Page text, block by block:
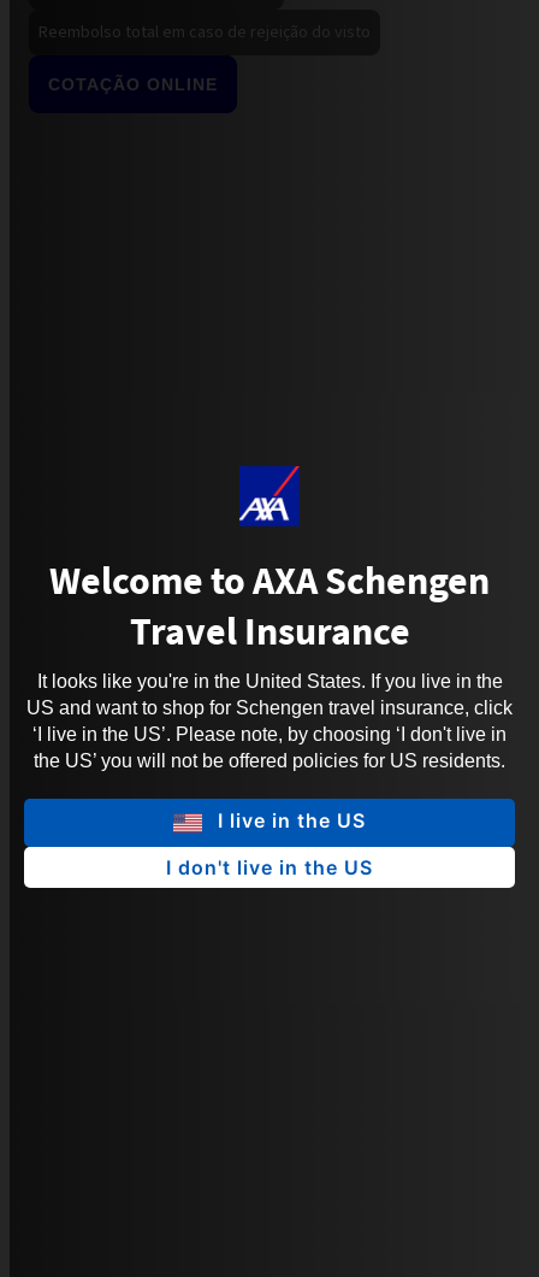
Welcome to AXA Schengen
Travel Insurance
It looks like you're in the United States. If you live in the
US and want to shop for Schengen travel insurance, click
‘I live in the US’. Please note, by choosing ‘I don't live in
the US’ you will not be offered policies for US residents.
I live in the US
I don't live in the US
Reembolso total em caso de rejeição do visto
COTAÇÃO ONLINE